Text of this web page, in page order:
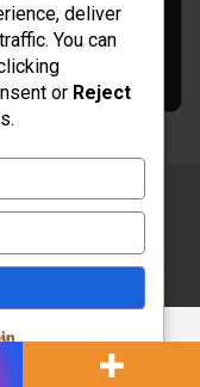
Décoration
deliver
You can
or Reject